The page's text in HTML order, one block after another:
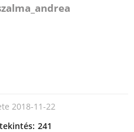
2018-11-22
241